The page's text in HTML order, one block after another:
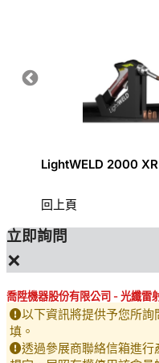
LightWELD 2000
回上頁
立即詢問
×
喬陞機器股份有限公司 - 光纖雷
以下資訊將提供予您所
填。
透過參展商聯絡信箱進